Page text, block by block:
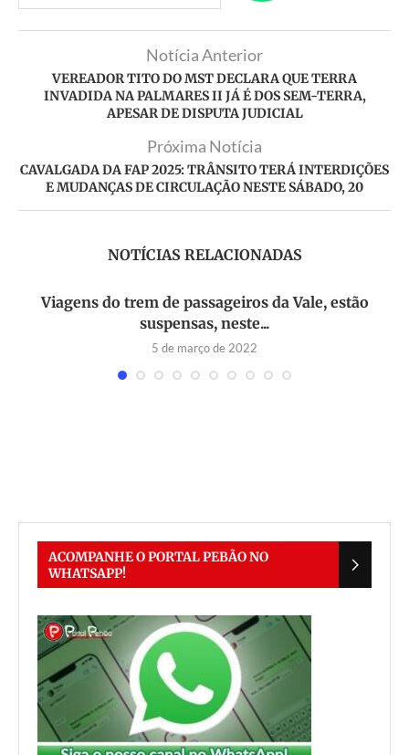
Notícia Anterior
VEREADOR TITO DO MST DECLARA QUE TERRA
INVADIDA NA PALMARES II JÁ É DOS SEM-TERRA,
APESAR DE DISPUTA JUDICIAL
Próxima Notícia
CAVALGADA DA FAP 2025: TRÂNSITO TERÁ INTERDIÇÕES
E MUDANÇAS DE CIRCULAÇÃO NESTE SÁBADO, 20
NOTÍCIAS RELACIONADAS
Viagens do trem de passageiros da Vale, estão
suspensas, neste...
5 de março de 2022
ACOMPANHE O PORTAL PEBÃO NO
WHATSAPP!